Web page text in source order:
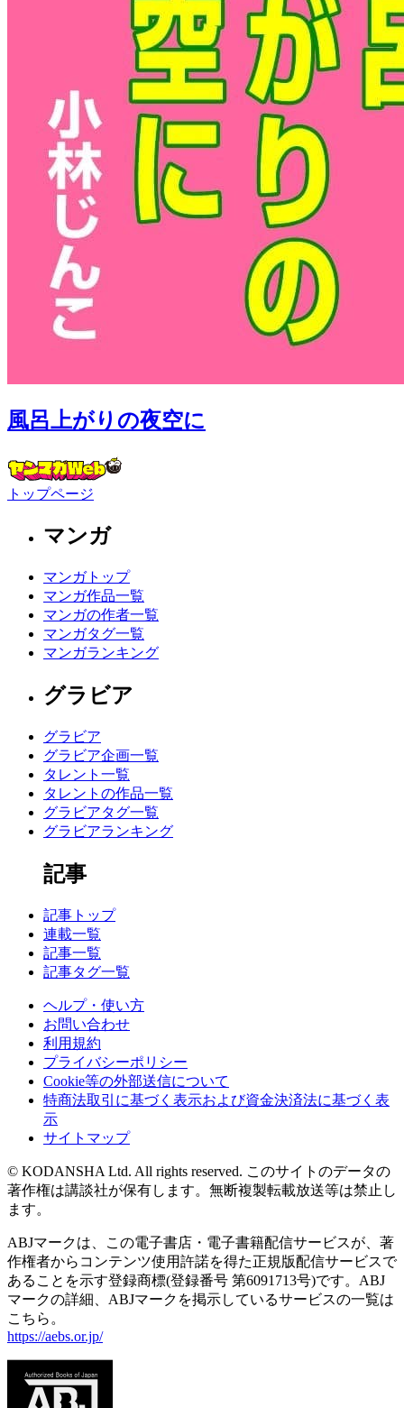
風呂上がりの夜空に
トップページ
マンガ
マンガトップ
マンガ作品一覧
マンガの作者一覧
マンガタグ一覧
マンガランキング
グラビア
グラビア
グラビア企画一覧
タレント一覧
タレントの作品一覧
グラビアタグ一覧
グラビアランキング
記事
記事トップ
連載一覧
記事一覧
記事タグ一覧
ヘルプ・使い方
お問い合わせ
利用規約
プライバシーポリシー
Cookie等の外部送信について
特商法取引に基づく表示および資金決済法に基づく表
示
サイトマップ
© KODANSHA Ltd. All rights reserved. このサイトのデータの
著作権は講談社が保有します。無断複製転載放送等は禁止し
ます。
ABJマークは、この電子書店・電子書籍配信サービスが、著
作権者からコンテンツ使用許諾を得た正規版配信サービスで
あることを示す登録商標(登録番号 第6091713号)です。ABJ
マークの詳細、ABJマークを掲示しているサービスの一覧は
こちら。
https://aebs.or.jp/